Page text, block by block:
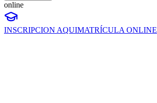
online
INSCRIPCION AQUIMATRÍCULA ONLINE